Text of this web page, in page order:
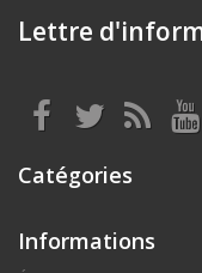
Lettre
Catégories
Informations